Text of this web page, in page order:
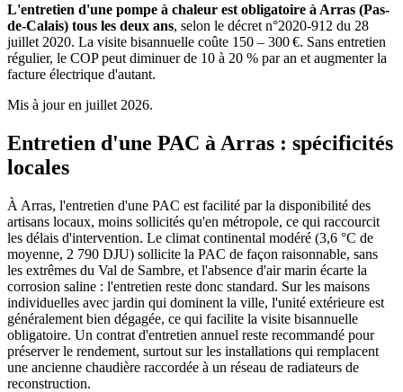
L'entretien d'une pompe à chaleur est obligatoire à Arras (Pas-
de-Calais) tous les deux ans, selon le décret n°2020-912 du 28
juillet 2020. La visite bisannuelle coûte 150 – 300 €. Sans entretien
régulier, le COP peut diminuer de 10 à 20 % par an et augmenter la
facture électrique d'autant.
Mis à jour en juillet 2026.
Entretien d'une PAC à Arras : spécificités
locales
À Arras, l'entretien d'une PAC est facilité par la disponibilité des
artisans locaux, moins sollicités qu'en métropole, ce qui raccourcit
les délais d'intervention. Le climat continental modéré (3,6 °C de
moyenne, 2 790 DJU) sollicite la PAC de façon raisonnable, sans
les extrêmes du Val de Sambre, et l'absence d'air marin écarte la
corrosion saline : l'entretien reste donc standard. Sur les maisons
individuelles avec jardin qui dominent la ville, l'unité extérieure est
généralement bien dégagée, ce qui facilite la visite bisannuelle
obligatoire. Un contrat d'entretien annuel reste recommandé pour
préserver le rendement, surtout sur les installations qui remplacent
une ancienne chaudière raccordée à un réseau de radiateurs de
reconstruction.